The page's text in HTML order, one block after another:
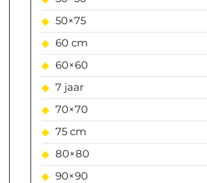
50×75
60 cm
60×60
7 jaar
70×70
75 cm
80×80
90×90